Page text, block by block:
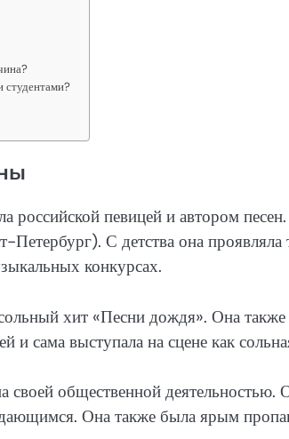
российской певицей и автором
С детства она проявляла
конкурсах.
хит «Песни дождя». Она также
сама выступала на сцене как
общественной деятельностью.
Она также была ярым